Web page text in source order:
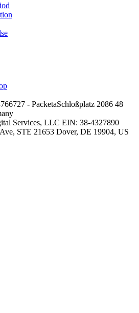
- PacketaSchloßplatz 2086 48
Services, LLC EIN: 38-4327890
STE 21653 Dover, DE 19904, US